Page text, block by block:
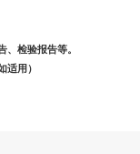
检验报告等。
适用）